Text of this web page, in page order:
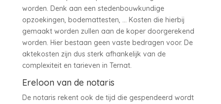
worden. Denk aan een stedenbouwkundige
opzoekingen, bodemattesten, … Kosten die hierbij
gemaakt worden zullen aan de koper doorgerekend
worden. Hier bestaan geen vaste bedragen voor. De
aktekosten zijn dus sterk afhankelijk van de
complexiteit en tarieven in Ternat.
Ereloon van de notaris
De notaris rekent ook de tijd die gespendeerd wordt